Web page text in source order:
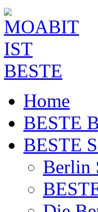
Home
BESTE
BESTE
Berlin